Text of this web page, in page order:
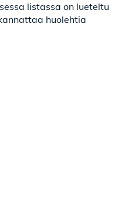
listassa on lueteltu
huolehtia